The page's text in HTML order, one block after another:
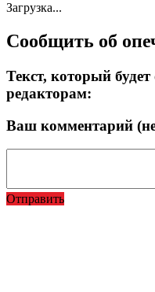
Загрузка...
Сообщить об
Текст, который
редакторам:
Ваш комментарий
Отправить